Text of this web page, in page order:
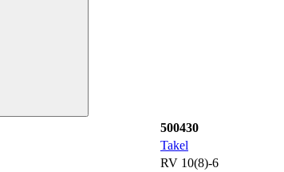
500430
Takel
RV 10(8)-6